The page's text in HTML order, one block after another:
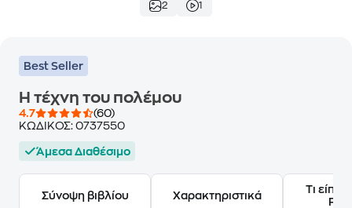
2 1
Best Seller
Η τέχνη του πολέμου
4.7
(60)
ΚΩΔΙΚΟΣ: 0737550
Άμεσα Διαθέσιμο
Σύνοψη βιβλίου Χαρακτηριστικά
Τι